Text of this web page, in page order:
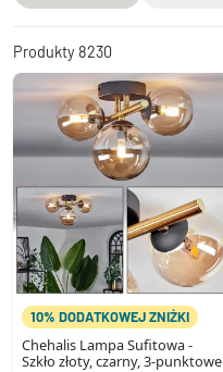
Produkty 8230
10% DODATKOWEJ ZNIŻKI
Chehalis Lampa Sufitowa -
Szkło złoty, czarny, 3-punktowe